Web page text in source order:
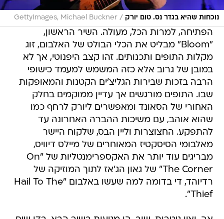
נוכחות שהיא בגדר נס. טום יורק /
GettyImages, Michael Buckner
הפתיחה, למרות הכל, מעולה. השיר הראשון,
"Bloom" מבליט את הכלי הבולט של האלבום, זוג
מקלות התופים ותכנותים. זהו קצב היפנוטי, אך לא
במובן של גרוב אלא כזה המשמש למעמד כישופי
הרבה בזכות שבירות הגליצ'ים הקטנות והמאופקות
שבו. התופים מורגשים אך עדיין ממוקמים בחלק
האחורי של הסאונד ומאפשרים ליורק לרחף כמו
שהוא אוהב, עם משיכות ההברה האחרונה עד
להתפקע. החצוצרות וליין הבס, שלקוח היישר
מאלבומי הסיסקטיז המאוחרים של מיילס דיוויס,
מבריגים עוד יותר את האקספרימנטליות של "On
The Corner" של גאון הג'אז לתוך המוזיקה של
רדיוהד, די בדומה למה שעשו באלבום "Hail To The
Thief".